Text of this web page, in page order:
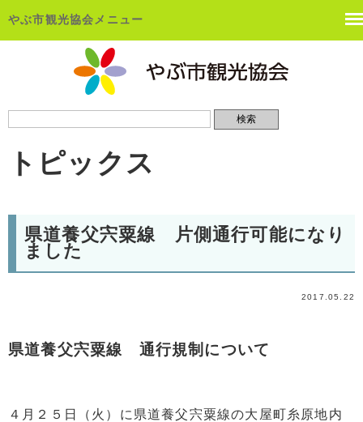
やぶ市観光協会メニュー
トピックス
県道養父宍粟線 片側通行可能になり
ました
2017.05.22
県道養父宍粟線 通行規制について
４月２５日（火）に県道養父宍粟線の大屋町糸原地内